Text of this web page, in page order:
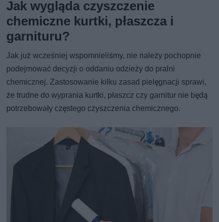
Jak wygląda czyszczenie
chemiczne kurtki, płaszcza i
garnituru?
Jak już wcześniej wspomnieliśmy, nie należy pochopnie
podejmować decyzji o oddaniu odzieży do pralni
chemicznej. Zastosowanie kilku zasad pielęgnacji sprawi,
że trudne do wyprania kurtki, płaszcz czy garnitur nie będą
potrzebowały częstego czyszczenia chemicznego.